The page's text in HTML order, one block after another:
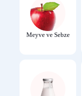
Meyve ve Sebze